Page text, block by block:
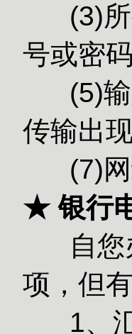
(3)
号或密
(5)
传输出
(7)网
★ 银行
自您
项，但
1、汇